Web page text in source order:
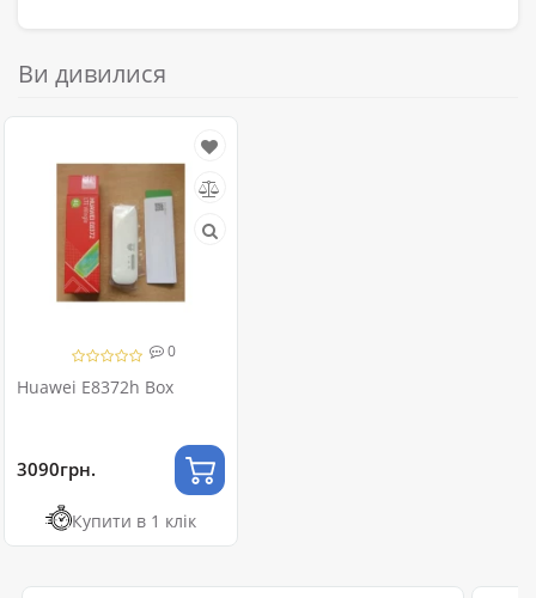
Ви дивилися
0
Huawei E8372h Box
3090грн.
Купити в 1 клік